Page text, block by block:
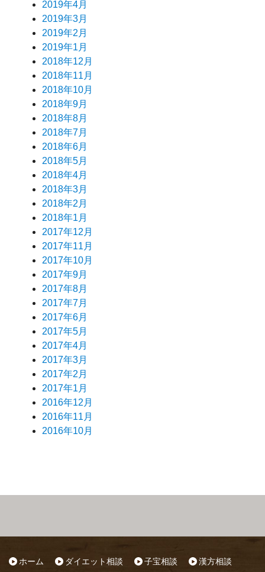
2019年4月
2019年3月
2019年2月
2019年1月
2018年12月
2018年11月
2018年10月
2018年9月
2018年8月
2018年7月
2018年6月
2018年5月
2018年4月
2018年3月
2018年2月
2018年1月
2017年12月
2017年11月
2017年10月
2017年9月
2017年8月
2017年7月
2017年6月
2017年5月
2017年4月
2017年3月
2017年2月
2017年1月
2016年12月
2016年11月
2016年10月
ホーム ダイエット相談 子宝相談 漢方相談